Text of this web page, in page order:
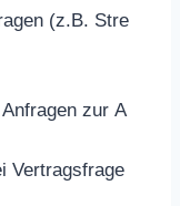
(z.B. Stre
zur A
Vertragsfrage